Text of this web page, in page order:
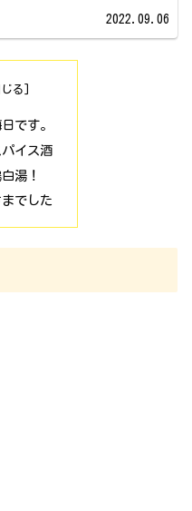
2022.09.06
です。
イス酒
湯！
でした